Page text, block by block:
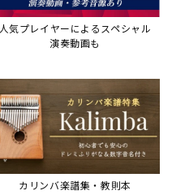
人気プレイヤーによるスペシャル
演奏動画も
カリンバ楽譜集・教則本